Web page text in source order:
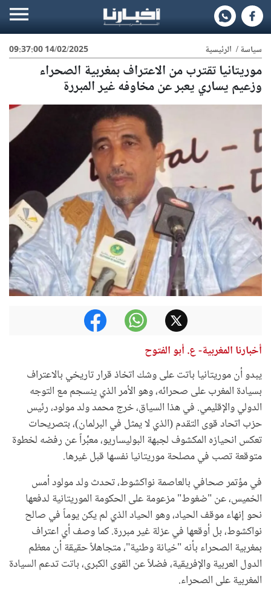
14/02/2025 09:37:00 سياسة/ الرئيسية
موريتانيا تقترب من الاعتراف بمغربية الصحراء
وزعيم يساري يعبر عن مخاوفه غير المبررة
أخبارنا المغربية- ع. أبو الفتوح
يبدو أن موريتانيا باتت على وشك اتخاذ قرار تاريخي بالاعتراف
بسيادة المغرب على صحرائه، وهو الأمر الذي ينسجم مع التوجه
الدولي والإقليمي. في هذا السياق، خرج محمد ولد مولود، رئيس
حزب اتحاد قوى التقدم (الذي لا يمثل في البرلمان)، بتصريحات
تعكس انحيازه المكشوف لجبهة البوليساريو، معبِّراً عن رفضه لخطوة
متوقعة تصب في مصلحة موريتانيا نفسها قبل غيرها.
في مؤتمر صحافي بالعاصمة نواكشوط، تحدث ولد مولود أمس
الخميس، عن "ضغوط" مزعومة على الحكومة الموريتانية لدفعها
نحو إنهاء موقف الحياد، وهو الحياد الذي لم يكن يوماً في صالح
نواكشوط، بل أوقعها في عزلة غير مبررة. كما وصف أي اعتراف
بمغربية الصحراء بأنه "خيانة وطنية"، متجاهلاً حقيقة أن معظم
الدول العربية والإفريقية، فضلاً عن القوى الكبرى، باتت تدعم السيادة
المغربية على الصحراء.